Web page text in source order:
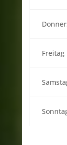
Freitag